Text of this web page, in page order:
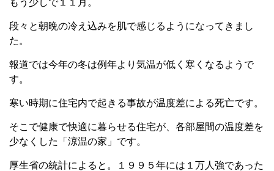
もう少しで１１月。
段々と朝晩の冷え込みを肌で感じるようになってきまし
た。
報道では今年の冬は例年より気温が低く寒くなるようで
す。
寒い時期に住宅内で起きる事故が温度差による死亡です。
そこで健康で快適に暮らせる住宅が、各部屋間の温度差を
少なくした「涼温の家」です。
厚生省の統計によると。１９９５年には１万人強であった